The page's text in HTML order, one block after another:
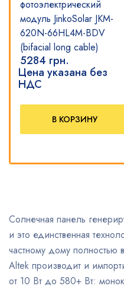
Солнечная панель
и это единственная
частному дому полностью
Altek производит и
от 10 Вт до 580+ Вт:
фотоэлектрический
модуль JinkoSolar JKM-
620N-66HL4M-BDV
(bifacial long cable)
5284 грн.
Цена указана без
НДС
В КОРЗИНУ